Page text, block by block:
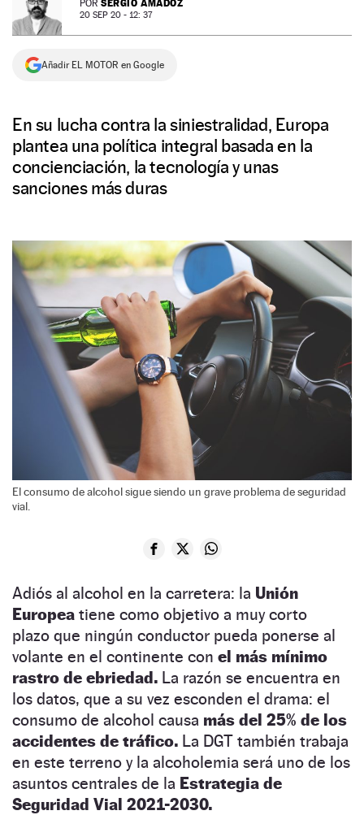
NEWSLETTER
SÍGUENOS
POR SERGIO AMADOZ
20 SEP 20 - 12: 37
Añadir EL MOTOR en Google
En su lucha contra la siniestralidad, Europa
plantea una política integral basada en la
concienciación, la tecnología y unas
sanciones más duras
El consumo de alcohol sigue siendo un grave problema de seguridad
vial.
Adiós al alcohol en la carretera: la Unión
Europea tiene como objetivo a muy corto
plazo que ningún conductor pueda ponerse al
volante en el continente con el más mínimo
rastro de ebriedad. La razón se encuentra en
los datos, que a su vez esconden el drama: el
consumo de alcohol causa más del 25% de los
accidentes de tráfico. La DGT también trabaja
en este terreno y la alcoholemia será uno de los
asuntos centrales de la Estrategia de
Seguridad Vial 2021-2030.